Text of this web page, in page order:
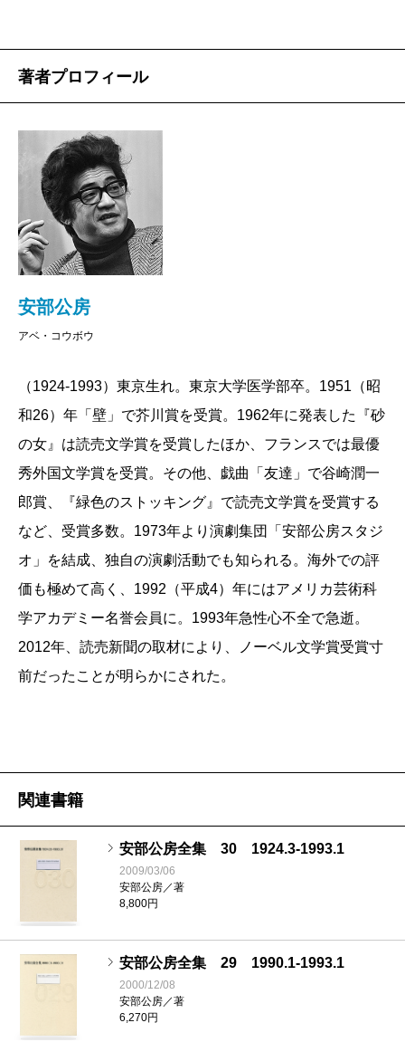
著者プロフィール
安部公房
アベ・コウボウ
（1924-1993）東京生れ。東京大学医学部卒。1951（昭
和26）年「壁」で芥川賞を受賞。1962年に発表した『砂
の女』は読売文学賞を受賞したほか、フランスでは最優
秀外国文学賞を受賞。その他、戯曲「友達」で谷崎潤一
郎賞、『緑色のストッキング』で読売文学賞を受賞する
など、受賞多数。1973年より演劇集団「安部公房スタジ
オ」を結成、独自の演劇活動でも知られる。海外での評
価も極めて高く、1992（平成4）年にはアメリカ芸術科
学アカデミー名誉会員に。1993年急性心不全で急逝。
2012年、読売新聞の取材により、ノーベル文学賞受賞寸
前だったことが明らかにされた。
関連書籍
安部公房全集 30 1924.3-1993.1
2009/03/06
安部公房／著
8,800円
安部公房全集 29 1990.1-1993.1
2000/12/08
安部公房／著
6,270円